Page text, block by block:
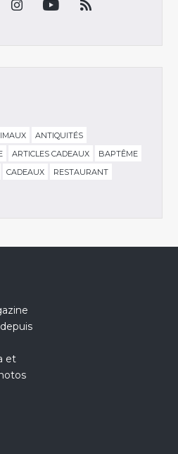
ANTIQUITÉS
ARTICLES CADEAUX
BAPTÊME
CADEAUX
RESTAURANT
et